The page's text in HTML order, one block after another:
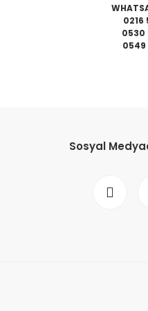
0216
0530
0549
Sosyal